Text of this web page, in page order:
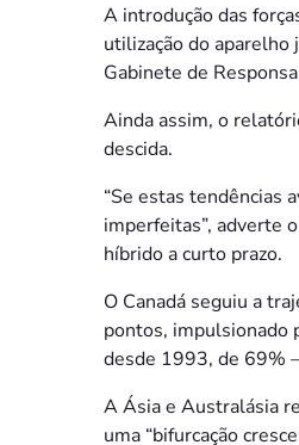
A introdução das
utilização do
Gabinete de
Ainda assim, o
descida.
“Se estas tendências
imperfeitas”, adverte
híbrido a curto prazo.
O Canadá seguiu a
pontos, impulsionado
desde 1993, de 69%
A Ásia e Australásia
uma “bifurcação